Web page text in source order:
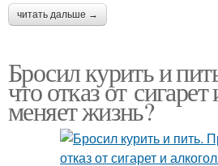
читать дальше →
Бросил курить и
что отказ от
меняет жизнь?